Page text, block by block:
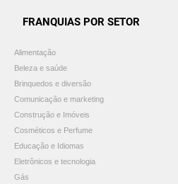
FRANQUIAS POR SETOR
Alimentação
Beleza e saúde
Brinquedos e diversão
Comunicação e marketing
Construção e Imóveis
Cosméticos e Perfume
Educação e Idiomas
Eletrônicos e tecnologia
Gás